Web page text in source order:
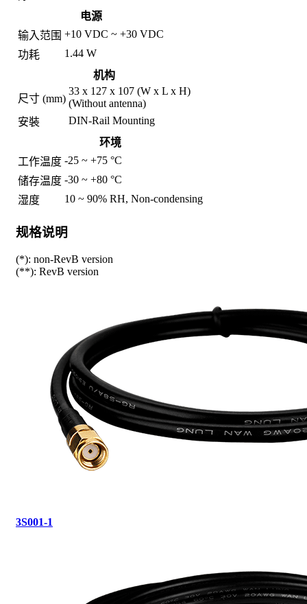
电源
输入范围 +10 VDC ~ +30 VDC
功耗
1.44 W
机构
尺寸 (mm)
33 x 127 x 107 (W x L x H)
(Without antenna)
安裝
DIN-Rail Mounting
环境
工作温度 -25 ~ +75 °C
储存温度 -30 ~ +80 °C
湿度
10 ~ 90% RH, Non-condensing
规格说明
(*): non-RevB version
(**): RevB version
3S001-1